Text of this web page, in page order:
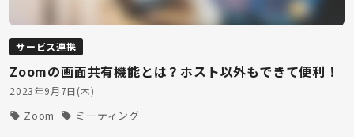
サービス連携
Zoomの画面共有機能とは？ホスト以外もできて便利！
2023年9月7日(木)
Zoom ミーティング